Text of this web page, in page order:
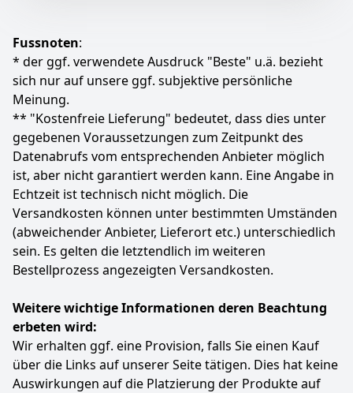
verarbeitet Inhalte mit stabiler und hoher 4K-Qualität,
klaren und fließenden Bewegungen, hohem Kontrast
und feinsten Details.
Mehrere HDR-Formate: Atemberaubendes HDR
unabhängig aller HDR-Quelle (HDR10, HLG, HDR10+).
GAME MASTER: Für Gamer ist ein reaktionsschneller
Fernseher genauso wichtig wie ein gutes Bild. Die
V6C-Serie ist mit HDMI 2.1 und ALLM ausgestattet.
Damit gibt eine geringe Latenz und die besten
Bildeinstellungen für dasGaming. Darüber hinaus
verfügt er über VRR (Variable Refresh Rate)* und der
Game Bar.
Farbe Hersteller
Black
328
UVP:
Anzeigen
Fussnoten:
* der ggf. verwendete Ausdruck "Beste" u.ä. bezieht
sich nur auf unsere ggf. subjektive persönliche
Meinung.
** "Kostenfreie Lieferung" bedeutet, dass dies unter
gegebenen Voraussetzungen zum Zeitpunkt des
Datenabrufs vom entsprechenden Anbieter möglich
ist, aber nicht garantiert werden kann. Eine Angabe in
Echtzeit ist technisch nicht möglich. Die
Versandkosten können unter bestimmten Umständen
(abweichender Anbieter, Lieferort etc.) unterschiedlich
sein. Es gelten die letztendlich im weiteren
Bestellprozess angezeigten Versandkosten.
Weitere wichtige Informationen deren Beachtung
erbeten wird:
Wir erhalten ggf. eine Provision, falls Sie einen Kauf
über die Links auf unserer Seite tätigen. Dies hat keine
Auswirkungen auf die Platzierung der Produkte auf